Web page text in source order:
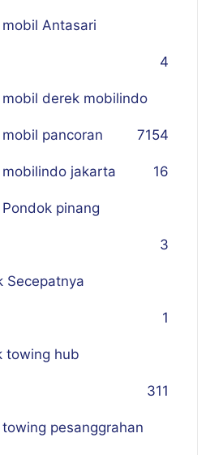
Antasari
4
derek mobilindo
154
pancoran 7
jakarta 16
pinang
3
Secepatnya
1
towing hub
311
pesanggrahan